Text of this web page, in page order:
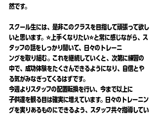
然です。
スクール生には、是非このクラスを目指して頑張って欲し
いと思います。⭐️上手くなりたい⭐️と常に感じながら、ス
タッフの話をしっかり聞いて、日々のトレーニ
ングを取り組む。これを継続していくと、次第に練習の
中で、成功体験をたくさんできるようになり、自信とや
る気がみなぎってくるはずです。
今週よりスタッフの配置転換を行い、今まで以上に
子供達を観る目は確実に増えています。日々のトレーニン
グを実りあるものにできるよう、スタッフ共々指導してい